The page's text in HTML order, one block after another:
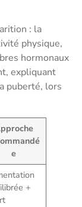
: la
physique,
hormonaux
expliquant
puberté, lors
e
+